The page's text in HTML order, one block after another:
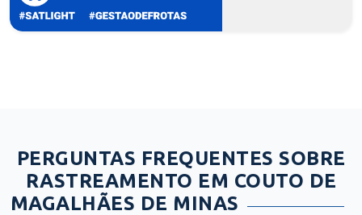
PERGUNTAS FREQUENTES SOBRE
RASTREAMENTO EM COUTO DE
MAGALHÃES DE MINAS